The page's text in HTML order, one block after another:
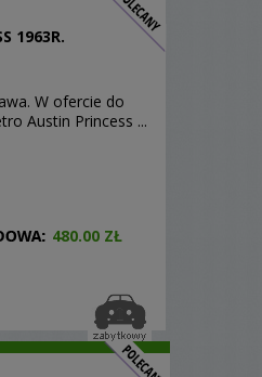
1963R.
W ofercie do
Austin Princess ...
480.00 ZŁ